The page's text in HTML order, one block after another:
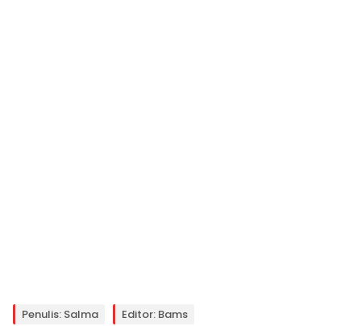
Penulis: Salma Editor: Bams